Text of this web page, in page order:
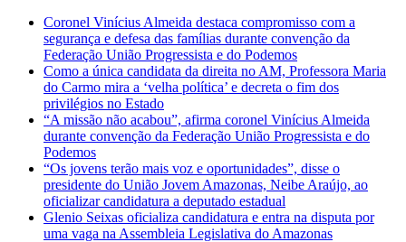
Coronel Vinícius Almeida destaca compromisso com a
segurança e defesa das famílias durante convenção da
Federação União Progressista e do Podemos
Como a única candidata da direita no AM, Professora Maria
do Carmo mira a ‘velha política’ e decreta o fim dos
privilégios no Estado
“A missão não acabou”, afirma coronel Vinícius Almeida
durante convenção da Federação União Progressista e do
Podemos
“Os jovens terão mais voz e oportunidades”, disse o
presidente do União Jovem Amazonas, Neibe Araújo, ao
oficializar candidatura a deputado estadual
Glenio Seixas oficializa candidatura e entra na disputa por
uma vaga na Assembleia Legislativa do Amazonas